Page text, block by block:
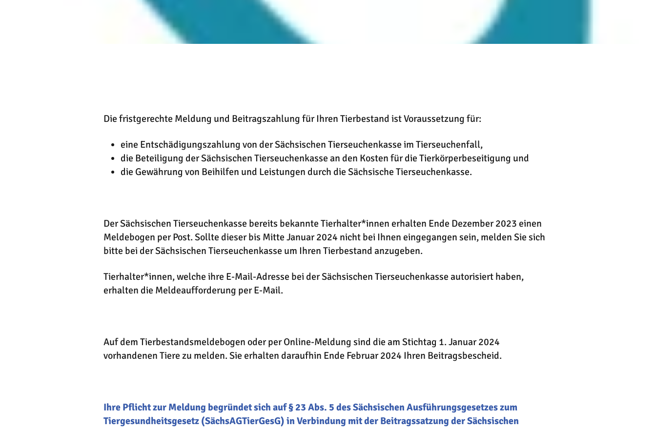
Die fristgerechte Meldung und Beitragszahlung für Ihren Tierbestand ist Voraussetzung für:
eine Entschädigungszahlung von der Sächsischen Tierseuchenkasse im Tierseuchenfall,
die Beteiligung der Sächsischen Tierseuchenkasse an den Kosten für die Tierkörperbeseitigung und
die Gewährung von Beihilfen und Leistungen durch die Sächsische Tierseuchenkasse.
Der Sächsischen Tierseuchenkasse bereits bekannte Tierhalter*innen erhalten Ende Dezember 2023 einen
Meldebogen per Post. Sollte dieser bis Mitte Januar 2024 nicht bei Ihnen eingegangen sein, melden Sie sich
bitte bei der Sächsischen Tierseuchenkasse um Ihren Tierbestand anzugeben.
Tierhalter*innen, welche ihre E-Mail-Adresse bei der Sächsischen Tierseuchenkasse autorisiert haben,
erhalten die Meldeaufforderung per E-Mail.
Auf dem Tierbestandsmeldebogen oder per Online-Meldung sind die am Stichtag 1. Januar 2024
vorhandenen Tiere zu melden. Sie erhalten daraufhin Ende Februar 2024 Ihren Beitragsbescheid.
Ihre Pflicht zur Meldung begründet sich auf § 23 Abs. 5 des Sächsischen Ausführungsgesetzes zum
Tiergesundheitsgesetz (SächsAGTierGesG) in Verbindung mit der Beitragssatzung der Sächsischen